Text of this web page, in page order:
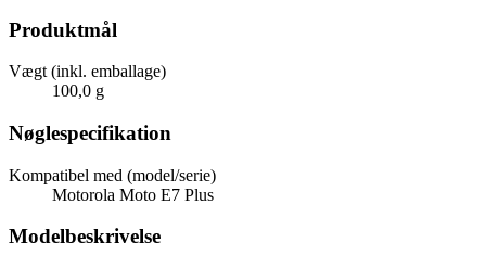
Produktmål
Vægt (inkl. emballage)
100,0 g
Nøglespecifikation
Kompatibel med (model/serie)
Motorola Moto E7 Plus
Modelbeskrivelse